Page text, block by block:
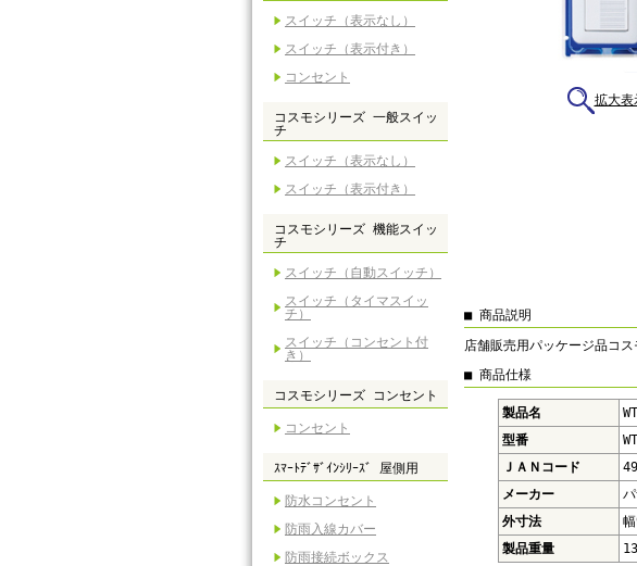
スイッチ（表示なし）
スイッチ（表示付き）
コンセント
コスモシリーズ 一般スイッ
チ
スイッチ（表示なし）
スイッチ（表示付き）
コスモシリーズ 機能スイッ
チ
スイッチ（自動スイッチ）
スイッチ（タイマスイッ
チ）
スイッチ（コンセント付
き）
コスモシリーズ コンセント
コンセント
ｽﾏｰﾄﾃﾞｻﾞｲﾝｼﾘｰｽﾞ 屋側用
防水コンセント
防雨入線カバー
防雨接続ボックス
拡大表
■ 商品説明
店舗販売用パッケージ品コ
■ 商品仕様
製品名
型番
ＪＡＮコード
メーカー
外寸法
製品重量